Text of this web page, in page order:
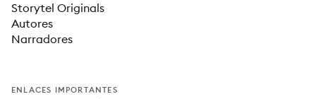
Storytel Originals
Autores
Narradores
ENLACES IMPORTANTES